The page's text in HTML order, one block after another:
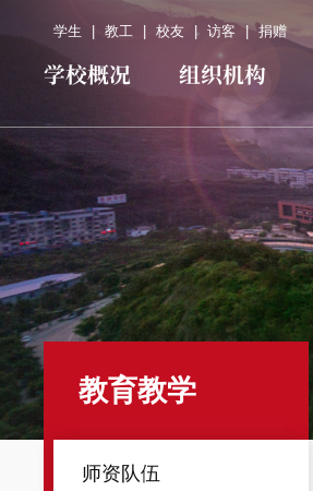
学生 教工 校友 | 访客 | 捐赠
学校概况 组织机构
教育教学
师资队伍